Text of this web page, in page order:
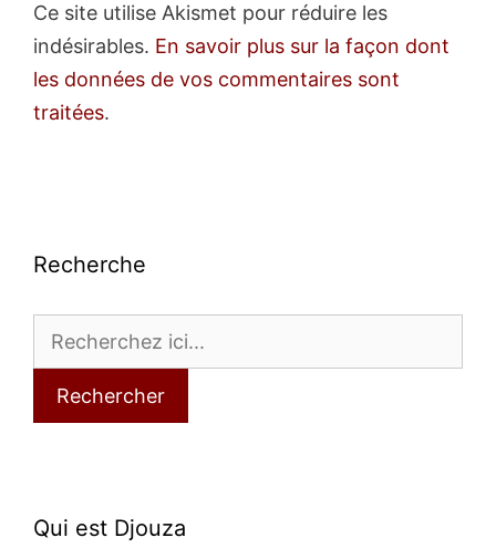
Ce site utilise Akismet pour réduire les
indésirables. En savoir plus sur la façon dont
les données de vos commentaires sont
traitées.
Recherche
Rechercher
Qui est Djouza